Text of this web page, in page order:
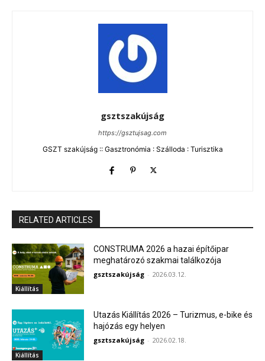
gsztszakújság
https://gsztujsag.com
GSZT szakújság :: Gasztronómia : Szálloda : Turisztika
RELATED ARTICLES
Kiállítás
CONSTRUMA 2026 a hazai építőipar
meghatározó szakmai találkozója
gsztszakújság - 2026.03.12.
Kiállítás
Utazás Kiállítás 2026 – Turizmus, e-bike és
hajózás egy helyen
gsztszakújság - 2026.02.18.